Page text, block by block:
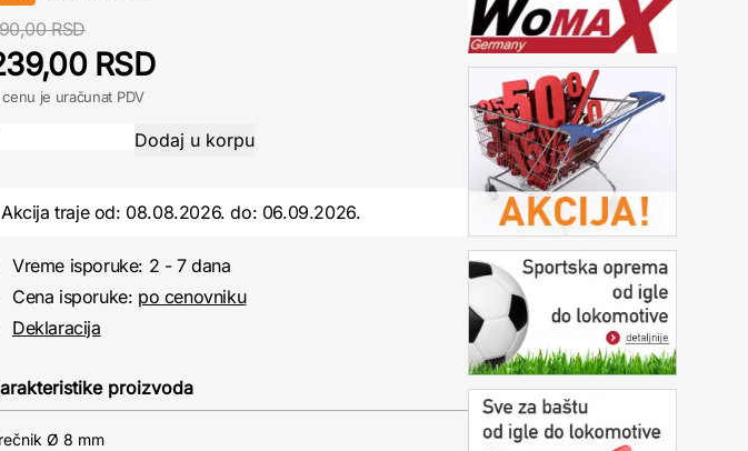
RSD
RSD
cenu je uračunat PDV
Akcija traje od: 08.08.2026.do: 06.09.2026.
Vreme isporuke: 2 - 7 dana
Cena isporuke: po cenovniku
Deklaracija
proizvoda
Ø 8 mm